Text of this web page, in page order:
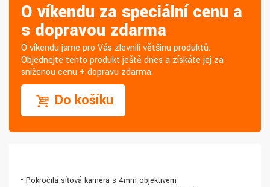
O víkendu za speciální cenu a
s dopravou zdarma
O víkendu jsme pro Vás zlevnili většinu produktů.
Objednejte tento produkt ještě dnes a získáte jej za
sníženou cenu + dopravu zdarma.
Do košíku
• Pokročilá síťová kamera s 4mm objektivem